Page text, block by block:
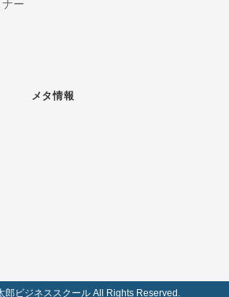
ー
メタ情報
郎ビジネススクール All Rights Reserved.